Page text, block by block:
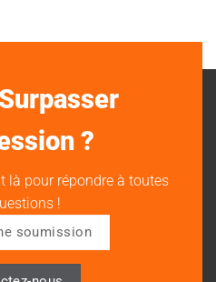
?
là pour répondre à toutes
!
soumission